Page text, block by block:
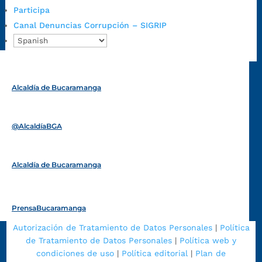
Participa
Canal Denuncias Corrupción – SIGRIP
Radique aquí su queja disciplinaria:
https://www.bucaramanga.gov.co/gobierno-ciudadanos-
1/secretarias/oficina-de-control-interno-disciplinario/
Alcaldía de Bucaramanga
@AlcaldíaBGA
Alcaldía de Bucaramanga
PrensaBucaramanga
Autorización de Tratamiento de Datos Personales| Política
de Tratamiento de Datos Personales | Política web y
condiciones de uso | Política editorial | Plan de